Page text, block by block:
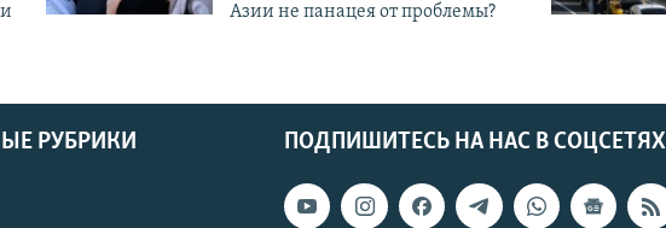
Азии не панацея от проблемы?
ПОДПИШИТЕСЬ НА НАС В СОЦСЕТЯХ
РУБРИКИ